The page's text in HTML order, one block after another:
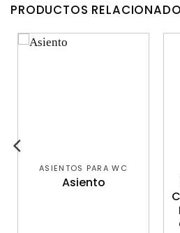
PRODUCTOS
ASIENTOS PARA WC
Asiento